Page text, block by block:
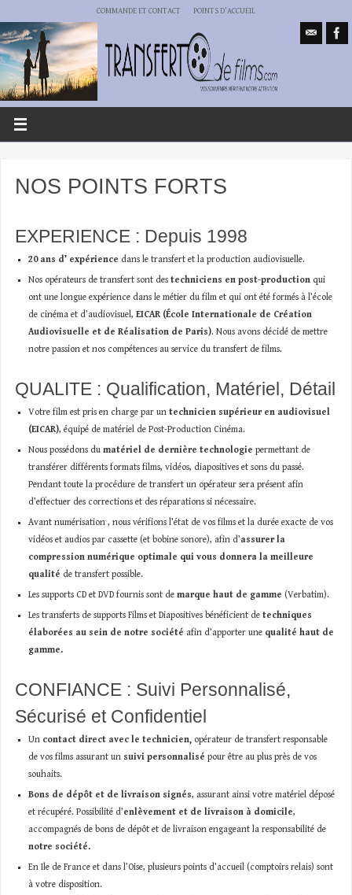
COMMANDE ET CONTACT POINTS D’ACCUEIL
NOS POINTS FORTS
EXPERIENCE : Depuis 1998
20 ans d’ expérience dans le transfert et la production audiovisuelle.
Nos opérateurs de transfert sont destechniciens en post-production qui
ont une longue expérience dans le métier du film et qui ont été formés à l’école
de cinéma et d’audiovisuel,EICAR (École Internationale de Création
Audiovisuelle et de Réalisation de Paris). Nous avons décidé de mettre
notre passion et nos compétences au service du transfert de films.
QUALITE : Qualification, Matériel, Détail
Votre film est pris en charge par untechnicien supérieur en audiovisuel
(EICAR), équipé de matériel de Post-Production Cinéma.
Nous possédons dumatériel de dernière technologie permettant de
transférer différents formats films, vidéos, diapositives et sons du passé.
Pendant toute la procédure de transfert un opérateur sera présent afin
d’effectuer des corrections et des réparations si nécessaire.
Avant numérisation , nous vérifions l’état de vos films et la durée exacte de vos
vidéos et audios par cassette (et bobine sonore), afin d’assurer la
compression numérique optimale qui vous donnera la meilleure
qualité de transfert possible.
Les supports CD et DVD fournis sont demarque haut de gamme (Verbatim).
Les transferts de supports Films et Diapositives bénéficient detechniques
élaborées au sein de notre société afin d’apporter une qualité haut de
gamme.
CONFIANCE : Suivi Personnalisé,
Sécurisé et Confidentiel
Un contact direct avec le technicien,
opérateur de transfert responsable
de vos films assurant un suivi personnalisé pour être au plus près de vos
souhaits.
Bons de dépôt et de livraison signés, assurant ainsi votre matériel déposé
et récupéré. Possibilité d’enlèvement et de livraison à domicile,
accompagnés de bons de dépôt et de livraison engageant la responsabilité de
notre société.
En Ile de France et dans l’Oise, plusieurs points d’accueil (comptoirs relais) sont
à votre disposition.